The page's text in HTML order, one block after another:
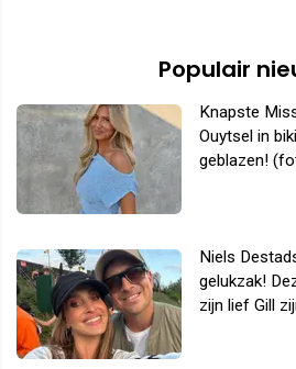
Populair
Knapste
Ouytsel in
geblazen!
Niels
gelukzak!
zijn lief Gill